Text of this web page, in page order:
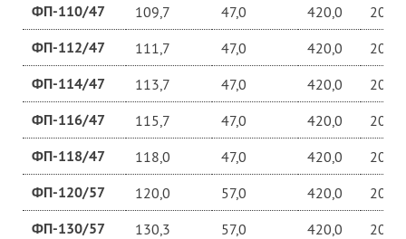
ФП-110/47 109,7 47,0 420,0 20,0
ФП-112/47 111,7 47,0 420,0 20,0
ФП-114/47 113,7 47,0 420,0 20,0
ФП-116/47 115,7 47,0 420,0 20,0
ФП-118/47 118,0 47,0 420,0 20,0
ФП-120/57 120,0 57,0 420,0 20,0
ФП-130/57 130,3 57,0 420,0 20,0